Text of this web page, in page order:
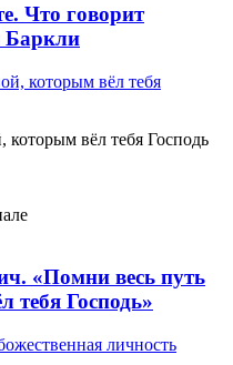
Что говорит
Баркли
которым вёл тебя Господь
«Помни весь путь
тебя Господь»